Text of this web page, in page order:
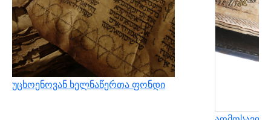
უცხოენოვან ხელნაწერთა ფონდი